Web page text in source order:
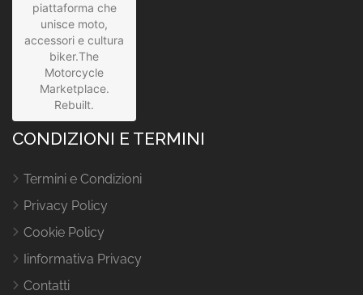
piattaforma che
unisce moto,
accessori e cultura
biker.The
Motorcycle
Marketplace.
Rebuilt.
CONDIZIONI E TERMINI
Termini e Condizioni
Privacy Policy
Cookie Policy
Iinformativa Privacy
Contatti